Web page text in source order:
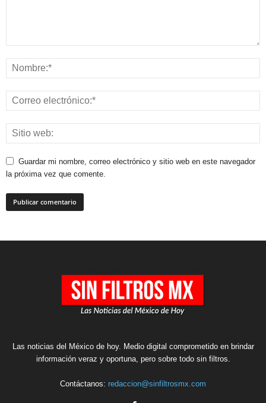
Guardar mi nombre, correo electrónico y sitio web en este navegador
la próxima vez que comente.
Las noticias del México de hoy. Medio digital comprometido en brindar
información veraz y oportuna, pero sobre todo sin filtros.
Contáctanos: redaccion@sinfiltrosmx.com